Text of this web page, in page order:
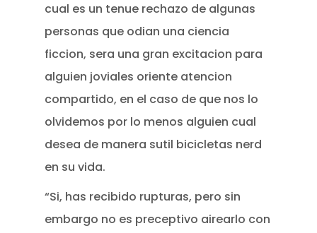
cual es un tenue rechazo de algunas
personas que odian una ciencia
ficcion, sera una gran excitacion para
alguien joviales oriente atencion
compartido, en el caso de que nos lo
olvidemos por lo menos alguien cual
desea de manera sutil bicicletas nerd
en su vida.
“Si, has recibido rupturas, pero sin
embargo no es preceptivo airearlo con